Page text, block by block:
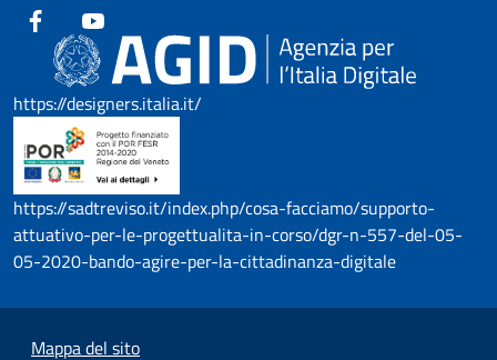
https://designers.italia.it/
https://sadtreviso.it/index.php/cosa-facciamo/supporto-
attuativo-per-le-progettualita-in-corso/dgr-n-557-del-05-
05-2020-bando-agire-per-la-cittadinanza-digitale
Mappa del sito